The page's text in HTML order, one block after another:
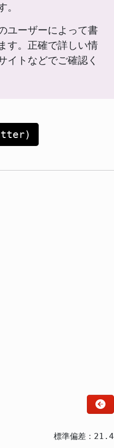
ユーザーによって書
す。正確で詳しい情
イトなどでご確認く
標準偏差：21.4